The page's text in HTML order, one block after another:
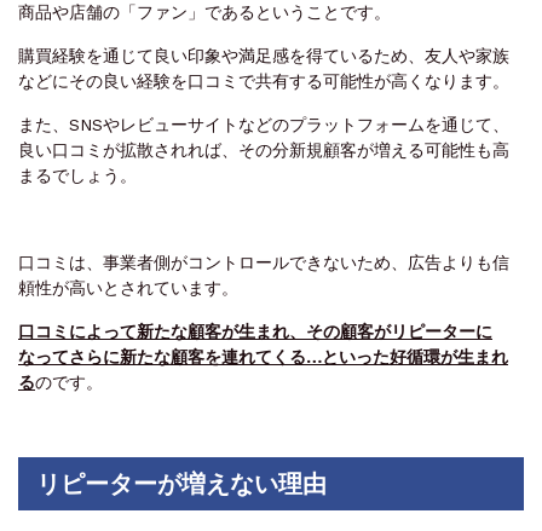
商品や店舗の「ファン」であるということです。
購買経験を通じて良い印象や満足感を得ているため、友人や家族
などにその良い経験を口コミで共有する可能性が高くなります。
また、SNSやレビューサイトなどのプラットフォームを通じて、
良い口コミが拡散されれば、その分新規顧客が増える可能性も高
まるでしょう。
口コミは、事業者側がコントロールできないため、広告よりも信
頼性が高いとされています。
口コミによって新たな顧客が生まれ、その顧客がリピーターに
なってさらに新たな顧客を連れてくる…といった好循環が生まれ
るのです。
リピーターが増えない理由